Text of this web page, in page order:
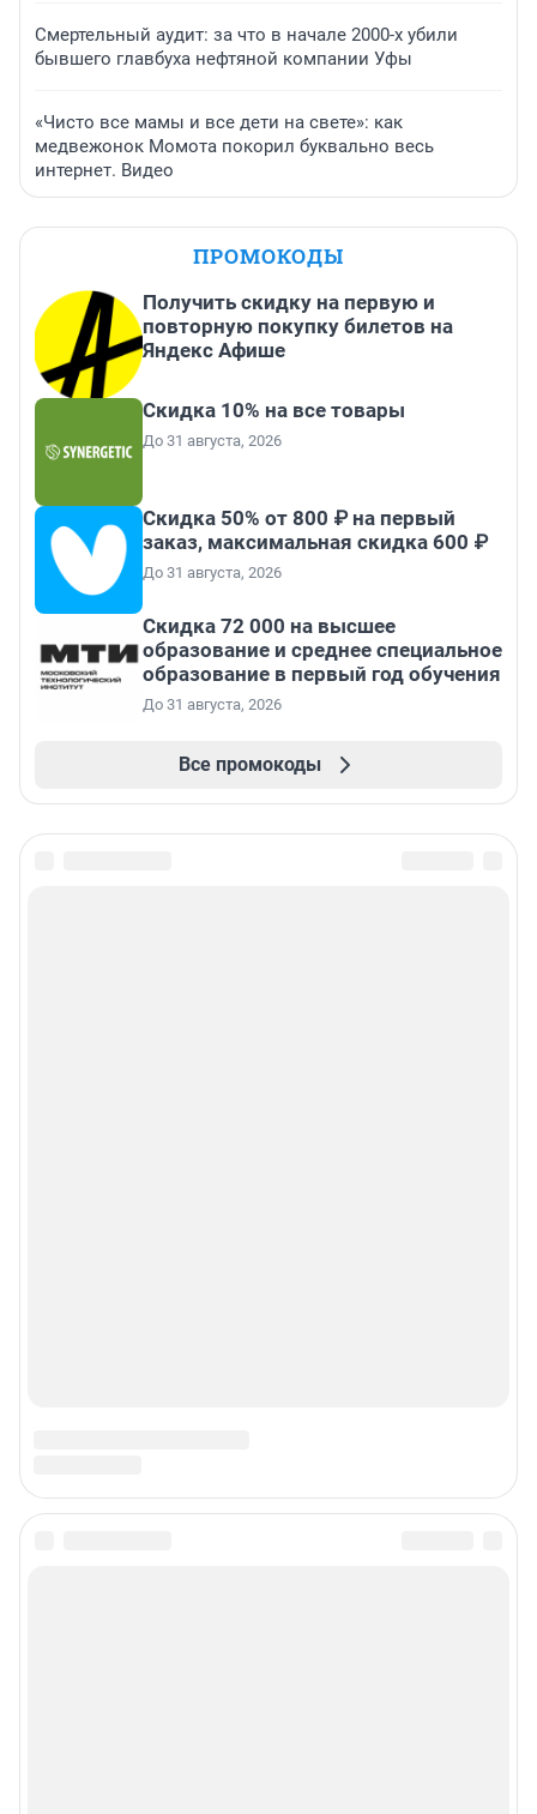
Смертельный аудит: за что в начале 2000-х убили
бывшего главбуха нефтяной компании Уфы
«Чисто все мамы и все дети на свете»: как
медвежонок Момота покорил буквально весь
интернет. Видео
ПРОМОКОДЫ
Получить скидку на первую и
повторную покупку билетов на
Яндекс Афише
Скидка 10% на все товары
До 31 августа, 2026
Скидка 50% от 800 ₽ на первый
заказ, максимальная скидка 600 ₽
До 31 августа, 2026
Скидка 72 000 на высшее
образование и среднее специальное
образование в первый год обучения
До 31 августа, 2026
Все промокоды